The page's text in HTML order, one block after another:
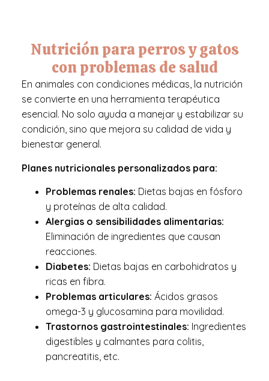
Nutrición para perros y gatos
con problemas de salud
En animales con condiciones médicas, la nutrición
se convierte en una herramienta terapéutica
esencial. No solo ayuda a manejar y estabilizar su
condición, sino que mejora su calidad de vida y
bienestar general.
Planes nutricionales personalizados para:
Problemas renales: Dietas bajas en fósforo
y proteínas de alta calidad.
Alergias o sensibilidades alimentarias:
Eliminación de ingredientes que causan
reacciones.
Diabetes: Dietas bajas en carbohidratos y
ricas en fibra.
Problemas articulares: Ácidos grasos
omega-3 y glucosamina para movilidad.
Trastornos gastrointestinales: Ingredientes
digestibles y calmantes para colitis,
pancreatitis, etc.